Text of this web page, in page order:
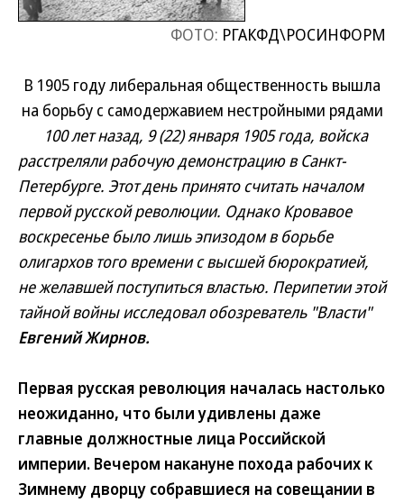
ФОТО: РГАКФД\РОСИНФОРМ
В 1905 году либеральная общественность вышла
на борьбу с самодержавием нестройными рядами
100 лет назад, 9 (22) января 1905 года, войска
расстреляли рабочую демонстрацию в Санкт-
Петербурге. Этот день принято считать началом
первой русской революции. Однако Кровавое
воскресенье было лишь эпизодом в борьбе
олигархов того времени с высшей бюрократией,
не желавшей поступиться властью. Перипетии этой
тайной войны исследовал обозреватель "Власти"
Евгений Жирнов.
Первая русская революция началась настолько
неожиданно, что были удивлены даже
главные должностные лица Российской
империи. Вечером накануне похода рабочих к
Зимнему дворцу собравшиеся на совещании в